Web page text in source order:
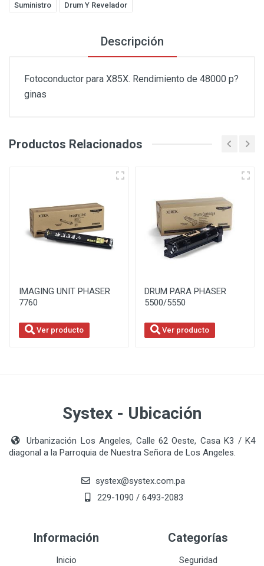
Suministro Drum Y Revelador
Descripción
Fotoconductor para X85X. Rendimiento de 48000 p?
ginas
Productos Relacionados
IMAGING UNIT PHASER
7760
Ver producto
DRUM PARA PHASER
5500/5550
Ver producto
Systex - Ubicación
Urbanización Los Angeles, Calle 62 Oeste, Casa K3 / K4
diagonal a la Parroquia de Nuestra Señora de Los Angeles.
systex@systex.com.pa
229-1090 / 6493-2083
Información
Inicio
Categorías
Seguridad